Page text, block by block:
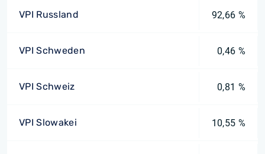
VPI Russland 92,66 %
VPI Schweden 0,46 %
VPI Schweiz 0,81 %
VPI Slowakei 10,55 %